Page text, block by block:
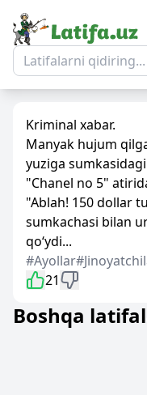
Kriminal xabar.
Manyak hujum
yuziga
"Сhanel no 5"
"Ablah! 150 dollar
sumkachasi bilan
qo‘ydi...
#Ayollar
21
Boshqa